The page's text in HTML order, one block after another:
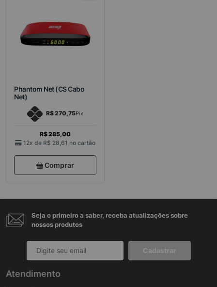
Phantom Net (CS Cabo
Net)
R$ 270,75Pix
R$ 285,00
12x de R$ 28,61 no cartão
Comprar
Seja o primeiro a saber, receba atualizações sobre
nossos produtos
Cadastrar
Atendimento